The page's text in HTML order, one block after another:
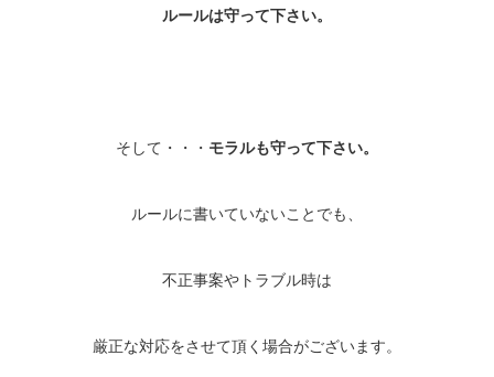
ルールは守って下さい。
そして・・・ モラルも守って下さい。
ルールに書いていないことでも、
不正事案やトラブル時は
厳正な対応をさせて頂く場合がございます。